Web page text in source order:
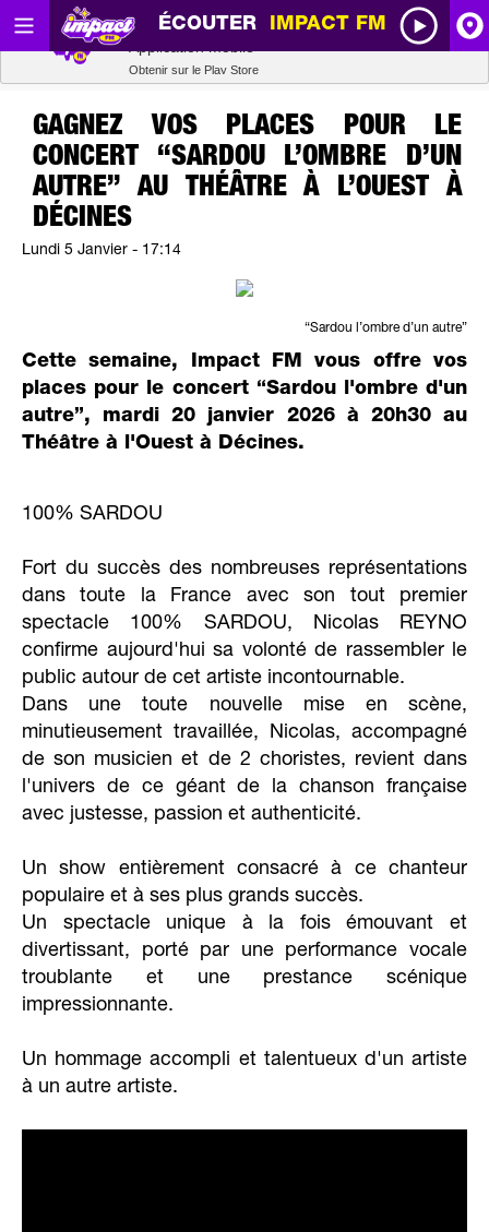
ÉCOUTER IMPACT FM
GAGNEZ VOS PLACES POUR LE
CONCERT “SARDOU L’OMBRE D’UN
AUTRE” AU THÉÂTRE À L’OUEST À
DÉCINES
Lundi 5 Janvier - 17:14
“Sardou l’ombre d’un autre”
Cette semaine, Impact FM vous offre vos
places pour le concert “Sardou l'ombre d'un
autre”, mardi 20 janvier 2026 à 20h30 au
Théâtre à l'Ouest à Décines.
100% SARDOU
Fort du succès des nombreuses représentations
dans toute la France avec son tout premier
spectacle 100% SARDOU, Nicolas REYNO
confirme aujourd'hui sa volonté de rassembler le
public autour de cet artiste incontournable.
Dans une toute nouvelle mise en scène,
minutieusement travaillée, Nicolas, accompagné
de son musicien et de 2 choristes, revient dans
l'univers de ce géant de la chanson française
avec justesse, passion et authenticité.
Un show entièrement consacré à ce chanteur
populaire et à ses plus grands succès.
Un spectacle unique à la fois émouvant et
divertissant, porté par une performance vocale
troublante et une prestance scénique
impressionnante.
Un hommage accompli et talentueux d'un artiste
à un autre artiste.
Radio SCOOP
Obtenir sur le Play Store
Télécharger